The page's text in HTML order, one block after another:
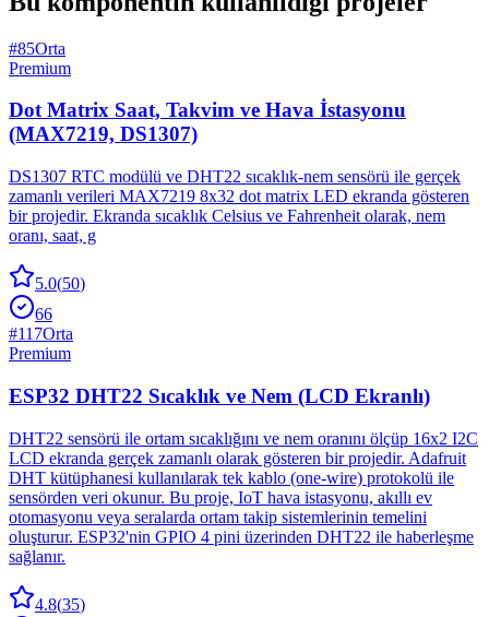
#85Orta
Premium
Dot Matrix Saat, Takvim ve Hava İstasyonu
(MAX7219, DS1307)
DS1307 RTC modülü ve DHT22 sıcaklık-nem sensörü ile gerçek
zamanlı verileri MAX7219 8x32 dot matrix LED ekranda gösteren
bir projedir. Ekranda sıcaklık Celsius ve Fahrenheit olarak, nem
oranı, saat, g
5.0(50)
66
#117Orta
Premium
ESP32 DHT22 Sıcaklık ve Nem (LCD Ekranlı)
DHT22 sensörü ile ortam sıcaklığını ve nem oranını ölçüp 16x2 I2C
LCD ekranda gerçek zamanlı olarak gösteren bir projedir. Adafruit
DHT kütüphanesi kullanılarak tek kablo (one-wire) protokolü ile
sensörden veri okunur. Bu proje, IoT hava istasyonu, akıllı ev
otomasyonu veya seralarda ortam takip sistemlerinin temelini
oluşturur. ESP32'nin GPIO 4 pini üzerinden DHT22 ile haberleşme
sağlanır.
4.8(35)